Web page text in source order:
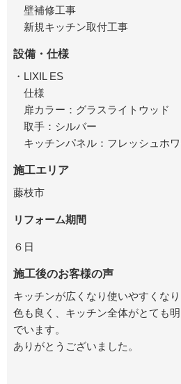
壁補修工事
新規キッチン取付工事
設備・仕様
・LIXIL ES
仕様
扉カラー：グラスライトウッド
取手：シルバー
キッチンパネル：フレッシュホワ
施工エリア
藤枝市
リフォーム期間
６日
施工後のお客様の声
キッチンが広くなり使いやすくなり
色も良く、キッチン全体がとても
でいます。
ありがとうございました。